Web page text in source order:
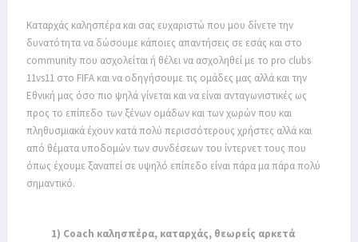
Καταρχάς καλησπέρα και σας ευχαριστώ που μου δίνετe την
δυνατότητα να δώσουμε κάποιες απαντήσεις σε εσάς και στο
community που ασχολείται ή θέλει να ασχοληθεί με το pro clubs
11vs11 στο FIFA και να οδηγήσουμε τις ομάδες μας αλλά και την
Εθνική μας όσο πιο ψηλά γίνεται και να είναι ανταγωνιστικές ως
προς το επίπεδο των ξένων ομάδων και των χωρών που και
πληθυσμιακά έχουν κατά πολύ περισσότερους χρήστες αλλά και
από θέματα υποδομών των συνδέσεων του ίντερνετ τους που
όπως έχουμε ξαναπεί σε υψηλό επίπεδο είναι πάρα μα πάρα πολύ
σημαντικό.
1) Coach καλησπέρα, καταρχάς, θεωρείς αρκετά